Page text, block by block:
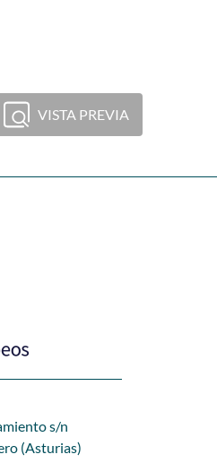
VISTA PREVIA
s/n
(Asturias)